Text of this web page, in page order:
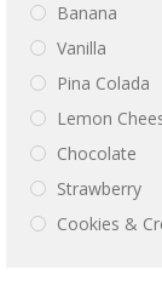
Banana
Vanilla
Pina Colada
Lemon
Chocolate
Strawberry
Cookies &